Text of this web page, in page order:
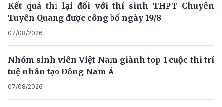
Kết quả thi lại đối với thí sinh THPT Chuyên
Tuyên Quang được công bố ngày 19/8
07/08/2026
Nhóm sinh viên Việt Nam giành top 1 cuộc thi trí
tuệ nhân tạo Đông Nam Á
07/08/2026